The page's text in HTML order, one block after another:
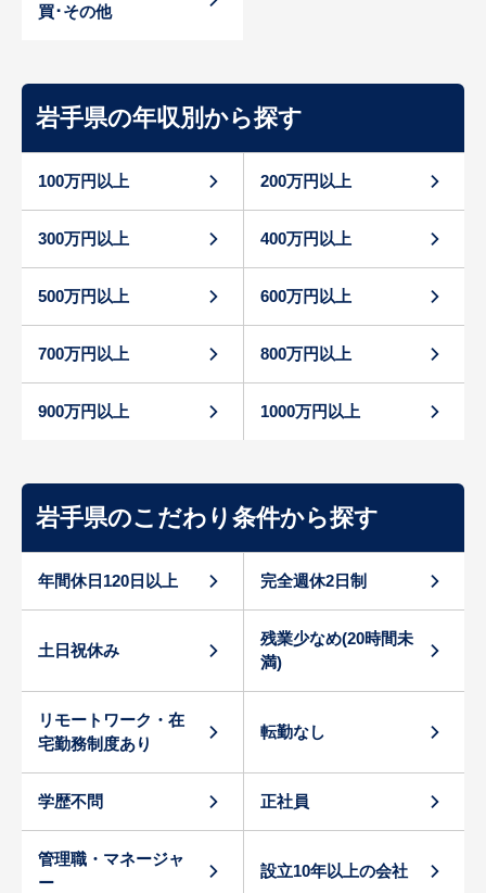
買･その他
岩手県の年収別から探す
100万円以上 200万円以上
300万円以上 400万円以上
500万円以上 600万円以上
700万円以上 800万円以上
900万円以上 1000万円以上
岩手県のこだわり条件から探す
年間休日120日以上 完全週休2日制
土日祝休み
残業少なめ(20時間未
満)
リモートワーク・在
宅勤務制度あり
転勤なし
学歴不問 正社員
管理職・マネージャ
ー
設立10年以上の会社